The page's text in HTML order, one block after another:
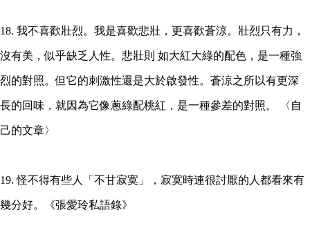
18. 我不喜歡壯烈。我是喜歡悲壯，更喜歡蒼涼。壯烈只有力，
沒有美，似乎缺乏人性。悲壯則 如大紅大綠的配色，是一種強
烈的對照。但它的刺激性還是大於啟發性。蒼涼之所以有更深
長的回味，就因為它像蔥綠配桃紅，是一種參差的對照。 〈自
己的文章〉
19. 怪不得有些人「不甘寂寞」，寂寞時連很討厭的人都看來有
幾分好。《張愛玲私語錄》